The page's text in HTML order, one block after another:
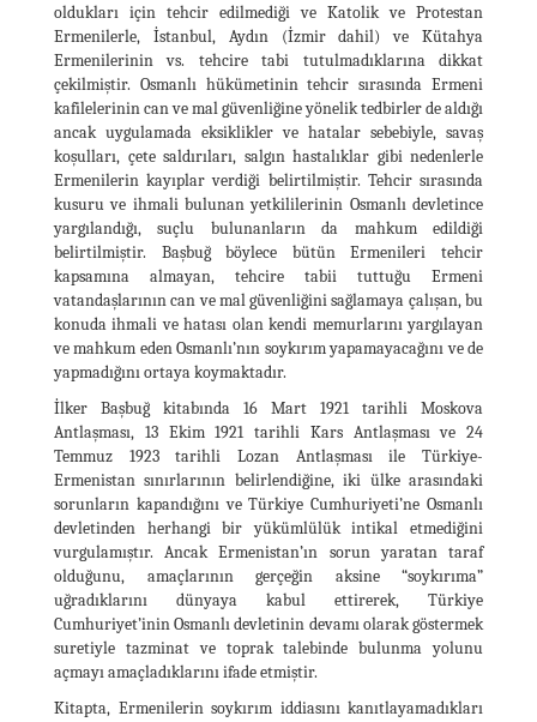
oldukları için tehcir edilmediği ve Katolik ve Protestan
Ermenilerle, İstanbul, Aydın (İzmir dahil) ve Kütahya
Ermenilerinin vs. tehcire tabi tutulmadıklarına dikkat
çekilmiştir. Osmanlı hükümetinin tehcir sırasında Ermeni
kafilelerinin can ve mal güvenliğine yönelik tedbirler de aldığı
ancak uygulamada eksiklikler ve hatalar sebebiyle, savaş
koşulları, çete saldırıları, salgın hastalıklar gibi nedenlerle
Ermenilerin kayıplar verdiği belirtilmiştir. Tehcir sırasında
kusuru ve ihmali bulunan yetkililerinin Osmanlı devletince
yargılandığı, suçlu bulunanların da mahkum edildiği
belirtilmiştir. Başbuğ böylece bütün Ermenileri tehcir
kapsamına almayan, tehcire tabii tuttuğu Ermeni
vatandaşlarının can ve mal güvenliğini sağlamaya çalışan, bu
konuda ihmali ve hatası olan kendi memurlarını yargılayan
ve mahkum eden Osmanlı’nın soykırım yapamayacağını ve de
yapmadığını ortaya koymaktadır.
İlker Başbuğ kitabında 16 Mart 1921 tarihli Moskova
Antlaşması, 13 Ekim 1921 tarihli Kars Antlaşması ve 24
Temmuz 1923 tarihli Lozan Antlaşması ile Türkiye-
Ermenistan sınırlarının belirlendiğine, iki ülke arasındaki
sorunların kapandığını ve Türkiye Cumhuriyeti’ne Osmanlı
devletinden herhangi bir yükümlülük intikal etmediğini
vurgulamıştır. Ancak Ermenistan’ın sorun yaratan taraf
olduğunu, amaçlarının gerçeğin aksine “soykırıma”
uğradıklarını dünyaya kabul ettirerek, Türkiye
Cumhuriyet’inin Osmanlı devletinin devamı olarak göstermek
suretiyle tazminat ve toprak talebinde bulunma yolunu
açmayı amaçladıklarını ifade etmiştir.
Kitapta, Ermenilerin soykırım iddiasını kanıtlayamadıkları